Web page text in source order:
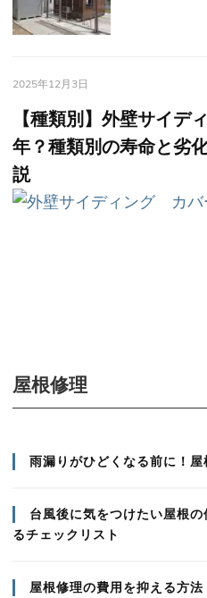
2025年12月3日
【種類別】外壁サイデ
年？種類別の寿命と劣
説
屋根修理
雨漏りがひどくなる前に！
台風後に気をつけたい屋根
るチェックリスト
屋根修理の費用を抑える方法